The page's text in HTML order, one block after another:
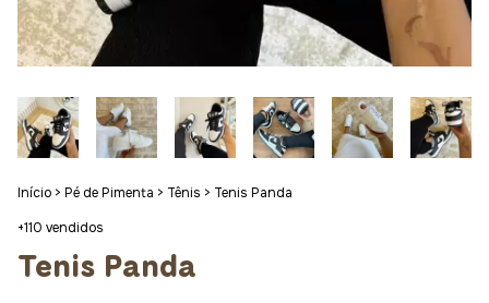
Início > Pé de Pimenta > Tênis > Tenis Panda
+110 vendidos
Tenis Panda